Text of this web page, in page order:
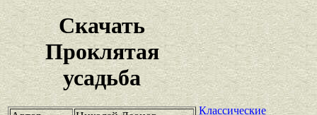
Скачать
Проклятая
усадьба
Классические